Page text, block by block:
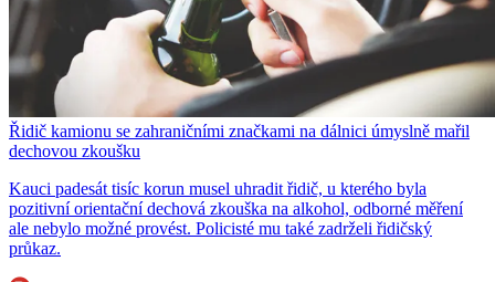
Řidič kamionu se zahraničními značkami na dálnici úmyslně mařil
dechovou zkoušku
Kauci padesát tisíc korun musel uhradit řidič, u kterého byla
pozitivní orientační dechová zkouška na alkohol, odborné měření
ale nebylo možné provést. Policisté mu také zadrželi řidičský
průkaz.